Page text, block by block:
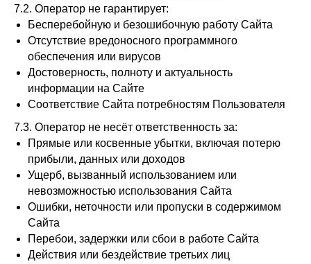
7.2. Оператор не гарантирует:
Бесперебойную и безошибочную работу Сайта
Отсутствие вредоносного программного
обеспечения или вирусов
Достоверность, полноту и актуальность
информации на Сайте
Соответствие Сайта потребностям Пользователя
7.3. Оператор не несёт ответственность за:
Прямые или косвенные убытки, включая потерю
прибыли, данных или доходов
Ущерб, вызванный использованием или
невозможностью использования Сайта
Ошибки, неточности или пропуски в содержимом
Сайта
Перебои, задержки или сбои в работе Сайта
Действия или бездействие третьих лиц